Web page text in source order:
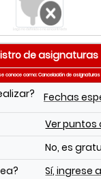
Logo no definido o no encontrado
de asignaturas
conoce como: Cancelación de asignaturas
Fechas
Ver
No, es
Sí, ingrese